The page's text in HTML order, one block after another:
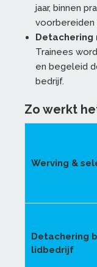
jaar, binnen
Trainees
en begeleid
bedrijf.
Zo werkt
Werving &
Detachering
lidbedrijf